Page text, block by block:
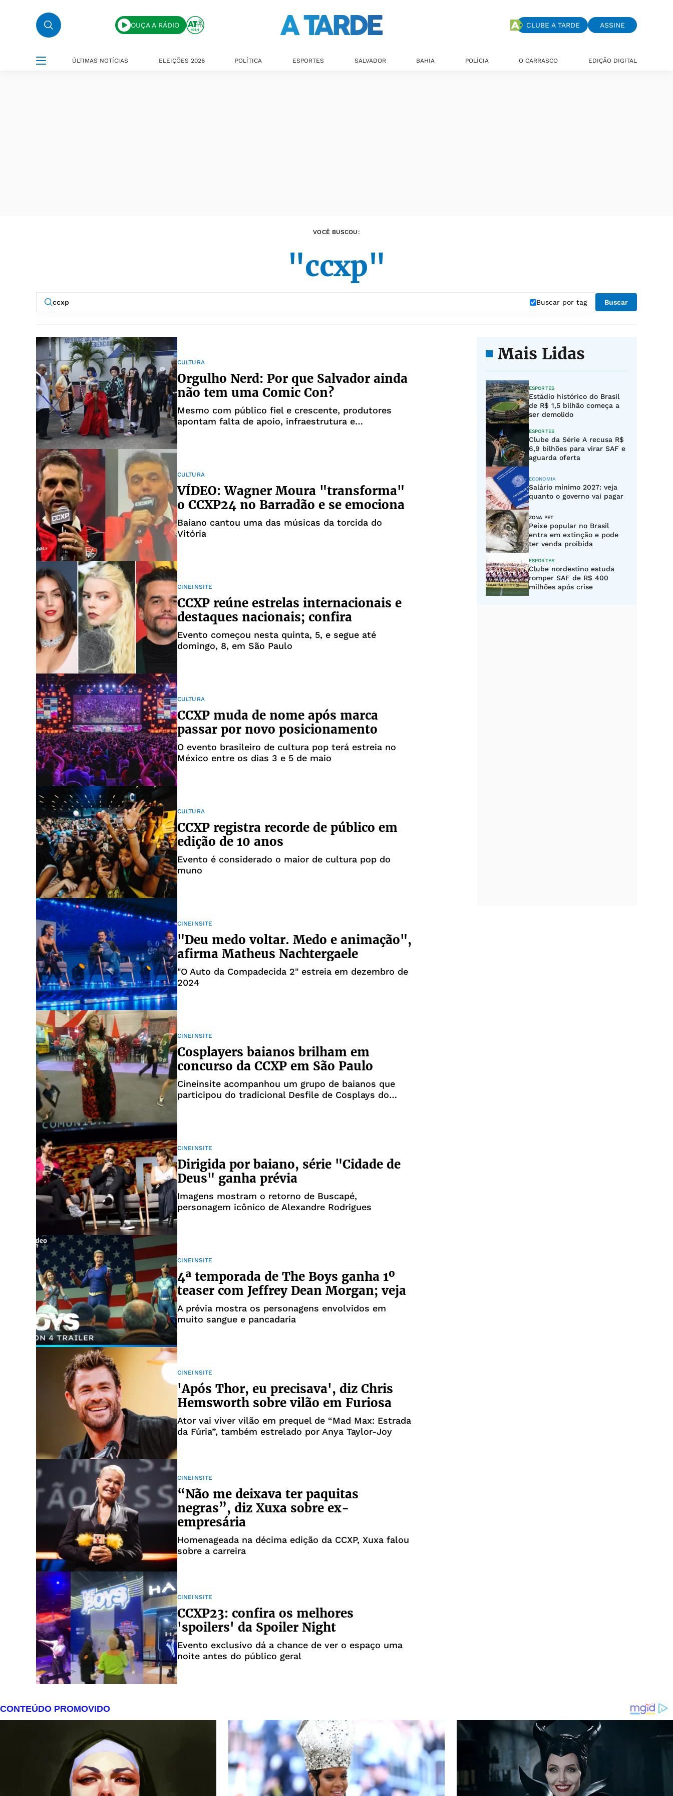
OUÇA A RÁDIO CLUBE A TARDE ASSINE
ÚLTIMAS NOTÍCIAS ELEIÇÕES 2026 POLÍTICA ESPORTES SALVADOR BAHIA POLÍCIA O CARRASCO EDIÇÃO DIGITAL
VOCÊ BUSCOU:
"ccxp"
Buscar por tag Buscar
CULTURA
Orgulho Nerd: Por que Salvador ainda
não tem uma Comic Con?
Mesmo com público fiel e crescente, produtores
apontam falta de apoio, infraestrutura e
CULTURA
VÍDEO: Wagner Moura "transforma"
o CCXP24 no Barradão e se emociona
Baiano cantou uma das músicas da torcida do
Vitória
CINEINSITE
CCXP reúne estrelas internacionais e
destaques nacionais; confira
Evento começou nesta quinta, 5, e segue até
domingo, 8, em São Paulo
CULTURA
CCXP muda de nome após marca
passar por novo posicionamento
O evento brasileiro de cultura pop terá estreia no
México entre os dias 3 e 5 de maio
CULTURA
CCXP registra recorde de público em
edição de 10 anos
Evento é considerado o maior de cultura pop do
muno
CINEINSITE
"Deu medo voltar. Medo e animação",
afirma Matheus Nachtergaele
"O Auto da Compadecida 2" estreia em dezembro de
2024
CINEINSITE
Cosplayers baianos brilham em
concurso da CCXP em São Paulo
Cineinsite acompanhou um grupo de baianos que
participou do tradicional Desfile de Cosplays do
CINEINSITE
Dirigida por baiano, série "Cidade de
Deus" ganha prévia
Imagens mostram o retorno de Buscapé,
personagem icônico de Alexandre Rodrigues
CINEINSITE
4ª temporada de The Boys ganha 1º
teaser com Jeffrey Dean Morgan; veja
A prévia mostra os personagens envolvidos em
muito sangue e pancadaria
CINEINSITE
'Após Thor, eu precisava', diz Chris
Hemsworth sobre vilão em Furiosa
Ator vai viver vilão em prequel de “Mad Max: Estrada
da Fúria”, também estrelado por Anya Taylor-Joy
CINEINSITE
“Não me deixava ter paquitas
negras”, diz Xuxa sobre ex-
empresária
Homenageada na décima edição da CCXP, Xuxa falou
sobre a carreira
CINEINSITE
CCXP23: confira os melhores
'spoilers' da Spoiler Night
Evento exclusivo dá a chance de ver o espaço uma
noite antes do público geral
Mais Lidas
ESPORTES
Estádio histórico do Brasil
de R$ 1,5 bilhão começa a
ser demolido
ESPORTES
Clube da Série A recusa R$
6,9 bilhões para virar SAF e
aguarda oferta
ECONOMIA
Salário mínimo 2027: veja
quanto o governo vai pagar
ZONA PET
Peixe popular no Brasil
entra em extinção e pode
ter venda proibida
ESPORTES
Clube nordestino estuda
romper SAF de R$ 400
milhões após crise